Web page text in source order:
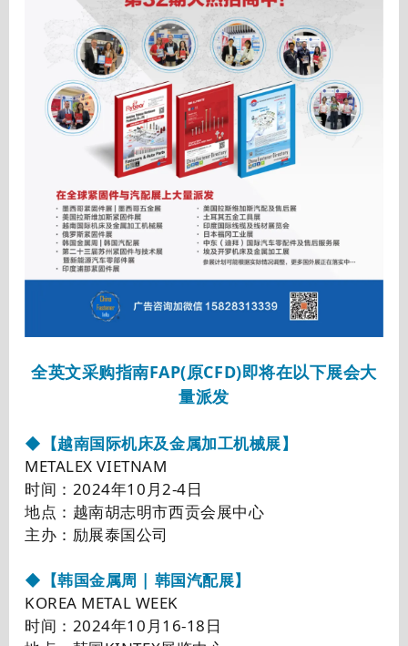
全英文采购指南FAP(原CFD)即将在以下展会大
量派发
◆【越南国际机床及金属加工机械展】
METALEX VIETNAM
时间：2024年10月2-4日
地点：越南胡志明市西贡会展中心
主办：励展泰国公司
◆【韩国金属周 | 韩国汽配展】
KOREA METAL WEEK
时间：2024年10月16-18日